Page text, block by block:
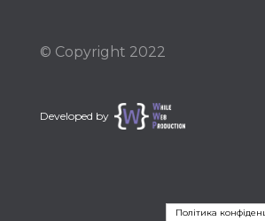
Developed by
© Copyright 2022
Політика